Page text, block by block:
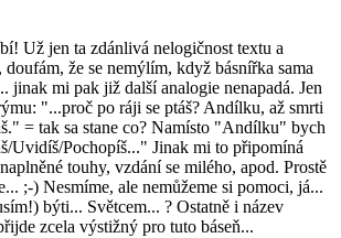
Už jen ta zdánlivá nelogičnost textu a
že se nemýlím, když básnířka sama
jinak mi pak již další analogie nenapadá. Jen
"...proč po ráji se ptáš? Andílku, až smrti
= tak sa stane co? Namísto "Andílku" bych
Uvidíš/Pochopíš..." Jinak mi to připomíná
touhy, vzdání se milého, apod. Prostě
;-) Nesmíme, ale nemůžeme si pomoci, já...
býti... Světcem... ? Ostatně i název
zcela výstižný pro tuto báseň...